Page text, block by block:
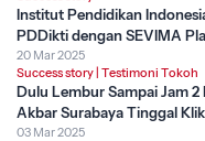
Institut Pendidikan
PDDikti dengan SEVIMA
20 Mar 2025
Success story Testimoni Tokoh
Dulu Lembur Sampai Jam
Akbar Surabaya Tinggal Klik
03 Mar 2025